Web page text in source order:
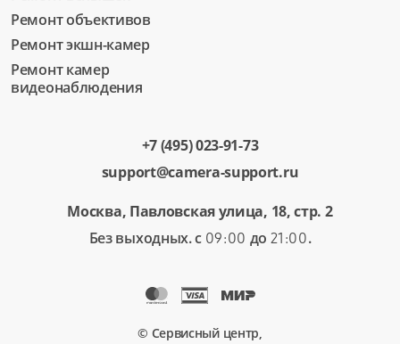
Ремонт объективов
Ремонт экшн-камер
Ремонт камер
видеонаблюдения
+7 (495) 023-91-73
support@camera-support.ru
Москва, Павловская улица, 18, стр. 2
Без выходных. с 09:00 до 21:00.
© Сервисный центр,